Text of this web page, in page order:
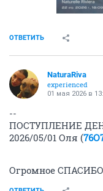
ОТВЕТИТЬ
NaturaRiva
experienced
01 мая 2026 в
--
ПОСТУПЛЕНИЕ
2026/05/01 Оля (
Огромное СПАСИБО